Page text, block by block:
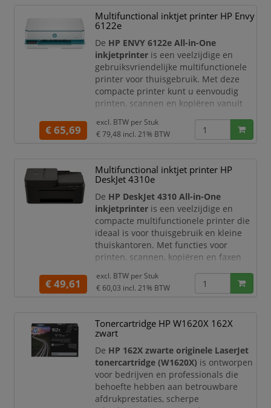
Dankzij de nauwkeurige afstemming
tussen printer en cartridge bent u
verzekerd van een probleemloze
Multifunctional inktjet printer HP Envy
6122e
De HP ENVY 6122e All-in-One
inkjetprinter is een veelzijdige en
gebruiksvriendelijke multifunctionele
printer voor thuisgebruik. Met deze
compacte printer kunt u eenvoudig
printen, scannen en kopiëren vanuit
connectiviteit en ondersteuning voor
mobiel printen is de HP ENVY 6122e
thuiswerkers die op zoek zijn naar
hoogwaardige afdrukken en maximale
flexibiliteit.
De printer l
€ 65,69
excl. BTW per Stuk
€ 79,48 incl. 21% BTW
Multifunctional inktjet printer HP
DeskJet 4310e
De HP DeskJet 4310 All-in-One
inkjetprinter is een veelzijdige en
compacte multifunctionele printer die
ideaal is voor thuisgebruik en kleine
thuiskantoren. Met functies voor
printen, scannen, kopiëren en faxen
heeft voor dagelijkse
documentverwerking. Dankzij de
automatische documentinvoer werkt u
efficiënter en eenvoudiger dan ooit.
De HP DeskJet 4310 maakt het mogelijk
om snel
€ 49,61
excl. BTW per Stuk
€ 60,03 incl. 21% BTW
Tonercartridge HP W1620X 162X
zwart
De HP 162X zwarte originele LaserJet
tonercartridge (W1620X) is ontworpen
voor bedrijven en professionals die
behoefte hebben aan betrouwbare
afdrukprestaties, scherpe